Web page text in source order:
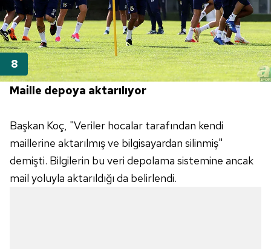
Maille depoya aktarılıyor
Başkan Koç, "Veriler hocalar tarafından kendi
maillerine aktarılmış ve bilgisayardan silinmiş"
demişti. Bilgilerin bu veri depolama sistemine ancak
mail yoluyla aktarıldığı da belirlendi.